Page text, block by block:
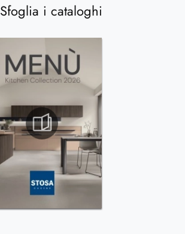
Sfoglia i cataloghi